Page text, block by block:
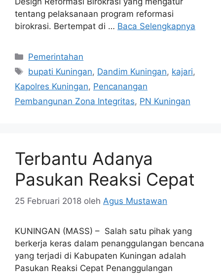
tentang pelaksanaan program reformasi
birokrasi. Bertempat di … Baca Selengkapnya
Kategori
Pemerintahan
Tag
bupati Kuningan, Dandim Kuningan, kajari,
Kapolres Kuningan, Pencanangan
Pembangunan Zona Integritas, PN Kuningan
Terbantu Adanya
Pasukan Reaksi Cepat
25 Februari 2018 oleh Agus Mustawan
KUNINGAN (MASS) – Salah satu pihak yang
berkerja keras dalam penanggulangan bencana
yang terjadi di Kabupaten Kuningan adalah
Pasukan Reaksi Cepat Penanggulangan